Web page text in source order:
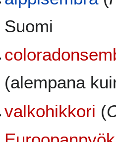
Suomi
(alempana
valkohikkori (